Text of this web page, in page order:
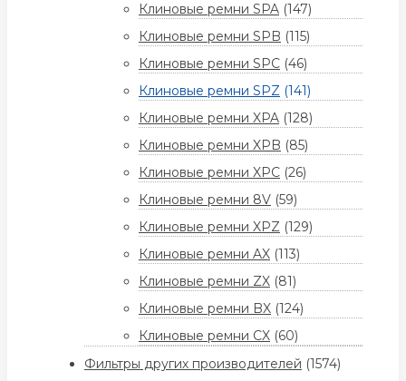
Клиновые ремни SPA (147)
Клиновые ремни SPB (115)
Клиновые ремни SPC (46)
Клиновые ремни SPZ (141)
Клиновые ремни XPA (128)
Клиновые ремни XPB (85)
Клиновые ремни XPC (26)
Клиновые ремни 8V (59)
Клиновые ремни XPZ (129)
Клиновые ремни AX (113)
Клиновые ремни ZX (81)
Клиновые ремни BX (124)
Клиновые ремни CX (60)
Фильтры других производителей (1574)